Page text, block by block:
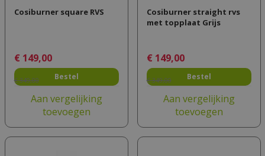
Cosiburner square RVS
€ 349,00
€ 149,00
Bestel
Aan vergelijking
toevoegen
Cosiburner straight rvs
met topplaat Grijs
€ 349,00
€ 149,00
Bestel
Aan vergelijking
toevoegen